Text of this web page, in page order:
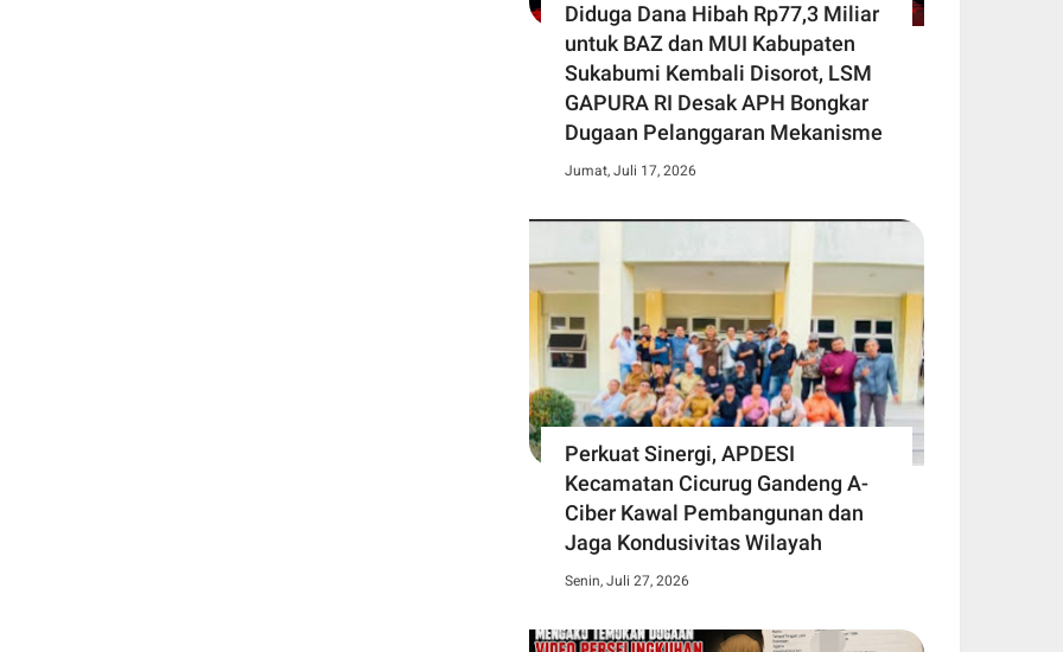
Diduga Dana Hibah Rp77,3 Miliar
untuk BAZ dan MUI Kabupaten
Sukabumi Kembali Disorot, LSM
GAPURA RI Desak APH Bongkar
Dugaan Pelanggaran Mekanisme
Jumat, Juli 17, 2026
Perkuat Sinergi, APDESI
Kecamatan Cicurug Gandeng A-
Ciber Kawal Pembangunan dan
Jaga Kondusivitas Wilayah
Senin, Juli 27, 2026